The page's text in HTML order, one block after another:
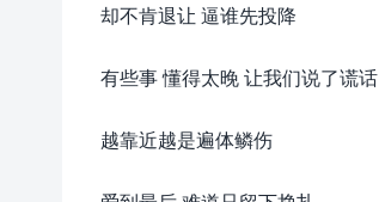
却不肯退让 逼谁先投降
有些事 懂得太晚 让我们说了谎话
越靠近越是遍体鳞伤